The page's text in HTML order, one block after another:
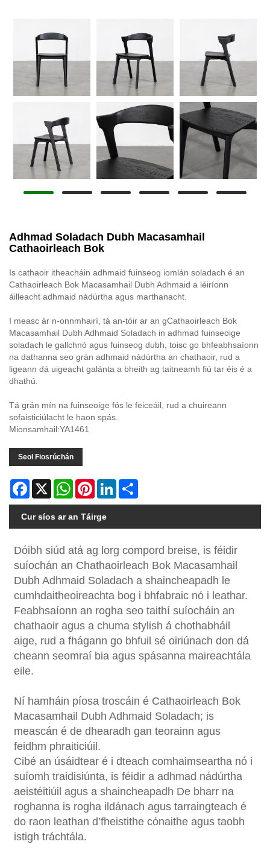
Adhmad Soladach Dubh Macasamhail
Cathaoirleach Bok
Is cathaoir itheacháin adhmaid fuinseog iomlán soladach é an
Cathaoirleach Bok Macasamhail Dubh Adhmaid a léiríonn
áilleacht adhmaid nádúrtha agus marthanacht.
I measc ár n-onnmhairí, tá an-tóir ar an gCathaoirleach Bok
Macasamhail Dubh Adhmaid Soladach in adhmad fuinseoige
soladach le gallchnó agus fuinseog dubh, toisc go bhfeabhsaíonn
na dathanna seo grán adhmaid nádúrtha an chathaoir, rud a
ligeann dá uigeacht galánta a bheith ag taitneamh fiú tar éis é a
dhathú.
Tá grán mín na fuinseoige fós le feiceáil, rud a chuireann
sofaisticiúlacht le haon spás.
Mionsamhail:YA1461
Seol Fiosrúchán
Facebook
X WhatsAppPinterestLinkedIn
Cur síos ar an Táirge
Dóibh siúd atá ag lorg compord breise, is féidir
suíochán an Chathaoirleach Bok Macasamhail
Dubh Adhmaid Soladach a shaincheapadh le
cumhdaitheoireachta bog i bhfabraic nó i leathar.
Feabhsaíonn an rogha seo taithí suíocháin an
chathaoir agus a chuma stylish á chothabháil
aige, rud a fhágann go bhfuil sé oiriúnach don dá
cheann seomraí bia agus spásanna maireachtála
eile.
Ní hamháin píosa troscáin é Cathaoirleach Bok
Macasamhail Dubh Adhmaid Soladach; is
meascán é de dhearadh gan teorainn agus
feidhm phraiticiúil.
Cibé an úsáidtear é i dteach comhaimseartha nó i
suíomh traidisiúnta, is féidir a adhmad nádúrtha
aeistéitiúil agus a shaincheapadh De bharr na
roghanna is rogha ildánach agus tarraingteach é
do raon leathan d’fheistithe cónaithe agus taobh
istigh tráchtála.